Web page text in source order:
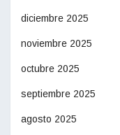
diciembre 2025
noviembre 2025
octubre 2025
septiembre 2025
agosto 2025